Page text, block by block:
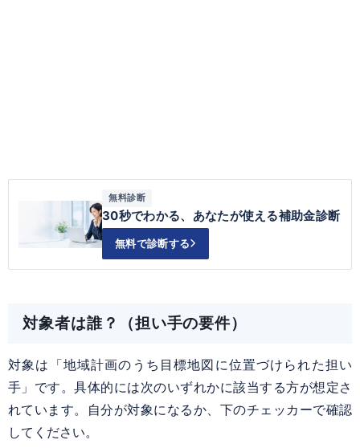
無料診断
30秒でわかる、あなたが使える補助金診断
無料で診断する
対象者は誰？（担い手の要件）
対象は「地域計画のうち目標地図に位置づけられた担い
手」です。具体的には次のいずれかに該当する方が想定さ
れています。自分が対象になるか、下のチェッカーで確認
してください。